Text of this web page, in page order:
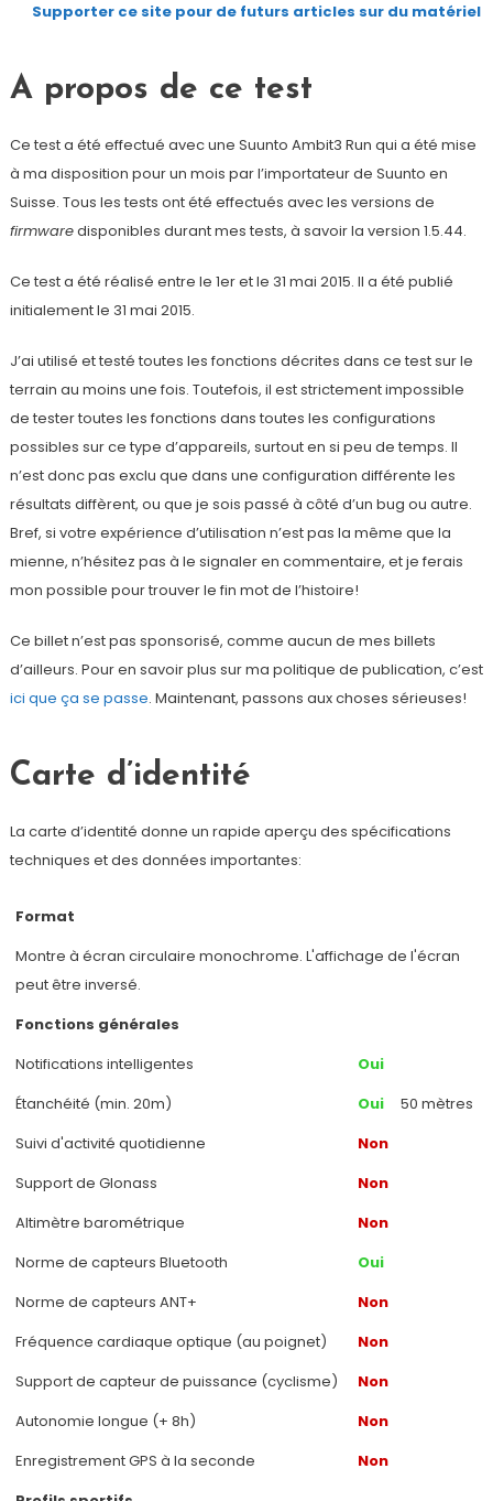
Supporter ce site pour de futurs articles sur du matériel
A propos de ce test
Ce test a été effectué avec une Suunto Ambit3 Run qui a été mise
à ma disposition pour un mois par l’importateur de Suunto en
Suisse. Tous les tests ont été effectués avec les versions de
firmwaredisponibles durant mes tests, à savoir la version 1.5.44.
Ce test a été réalisé entre le 1er et le 31 mai 2015. Il a été publié
initialement le 31 mai 2015.
J’ai utilisé et testé toutes les fonctions décrites dans ce test sur le
terrain au moins une fois. Toutefois, il est strictement impossible
de tester toutes les fonctions dans toutes les configurations
possibles sur ce type d’appareils, surtout en si peu de temps. Il
n’est donc pas exclu que dans une configuration différente les
résultats diffèrent, ou que je sois passé à côté d’un bug ou autre.
Bref, si votre expérience d’utilisation n’est pas la même que la
mienne, n’hésitez pas à le signaler en commentaire, et je ferais
mon possible pour trouver le fin mot de l’histoire!
Ce billet n’est pas sponsorisé, comme aucun de mes billets
d’ailleurs. Pour en savoir plus sur ma politique de publication, c’est
ici que ça se passe. Maintenant, passons aux choses sérieuses!
Carte d’identité
La carte d’identité donne un rapide aperçu des spécifications
techniques et des données importantes:
Format
Montre à écran circulaire monochrome. L'affichage de l'écran
peut être inversé.
Fonctions générales
Notifications intelligentes
Oui
Étanchéité (min. 20m)
Oui
50 mètres
Suivi d'activité quotidienne
Non
Support de Glonass
Non
Altimètre barométrique
Non
Norme de capteurs Bluetooth
Oui
Norme de capteurs ANT+
Non
Fréquence cardiaque optique (au poignet)
Non
Support de capteur de puissance (cyclisme)
Non
Autonomie longue (+ 8h)
Non
Enregistrement GPS à la seconde
Non